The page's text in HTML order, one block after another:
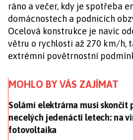
ráno a večer, kdy je spotřeba
domácnostech a podnicích
Ocelová konstrukce je navíc
větru o rychlosti až 270 km/h,
extrémní povětrnostní
MOHLO BY VÁS ZAJÍMAT
Solární elektrárna musí
Solární elektrárna musí skončit
necelých jedenácti letech: na
fotovoltaika